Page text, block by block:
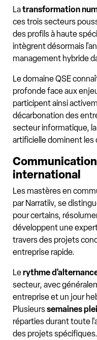
Latransformation
ces trois secteurs
des profils à haute
intègrent désormais
management hybride
Le domaine QSE
profonde face aux
participent ainsi
décarbonation des
secteur informatique,
artificielle dominent les
international
Les mastères en
par Narratiiv, se
pour certains,
développent une
travers des projets
entreprise rapide.
Lerythme
secteur, avec
entreprise et un jour
Plusieurssemaines
réparties durant toute
des projets